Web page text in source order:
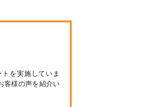
を実施していま
客様の声を紹介い